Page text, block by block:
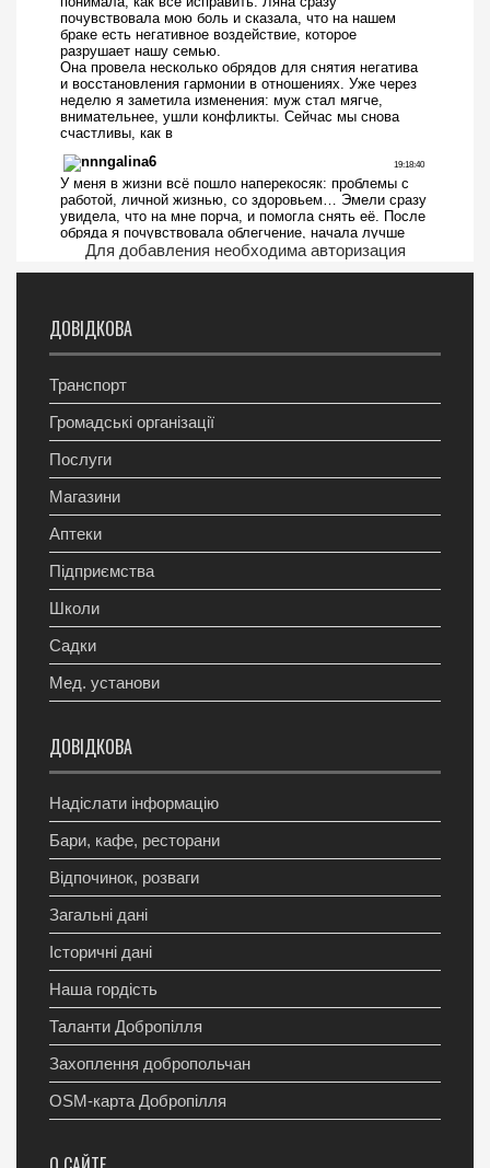
Для добавления необходима авторизация
ДОВІДКОВА
Транспорт
Громадські організації
Послуги
Магазини
Аптеки
Підприємства
Школи
Садки
Мед. установи
ДОВІДКОВА
Надіслати інформацію
Бари, кафе, ресторани
Відпочинок, розваги
Загальні дані
Історичні дані
Наша гордість
Таланти Добропілля
Захоплення добропольчан
OSM-карта Добропілля